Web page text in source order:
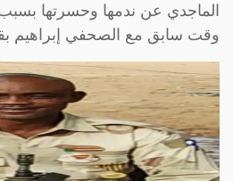
الماجدي عن ندمها وحسرتها
وقت سابق مع الصحفي إبراهيم